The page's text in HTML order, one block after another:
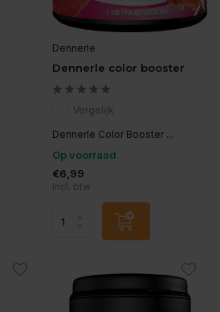
Dennerle
Dennerle color booster
Vergelijk
Dennerle Color Booster ...
Op voorraad
€6,99
Incl. btw